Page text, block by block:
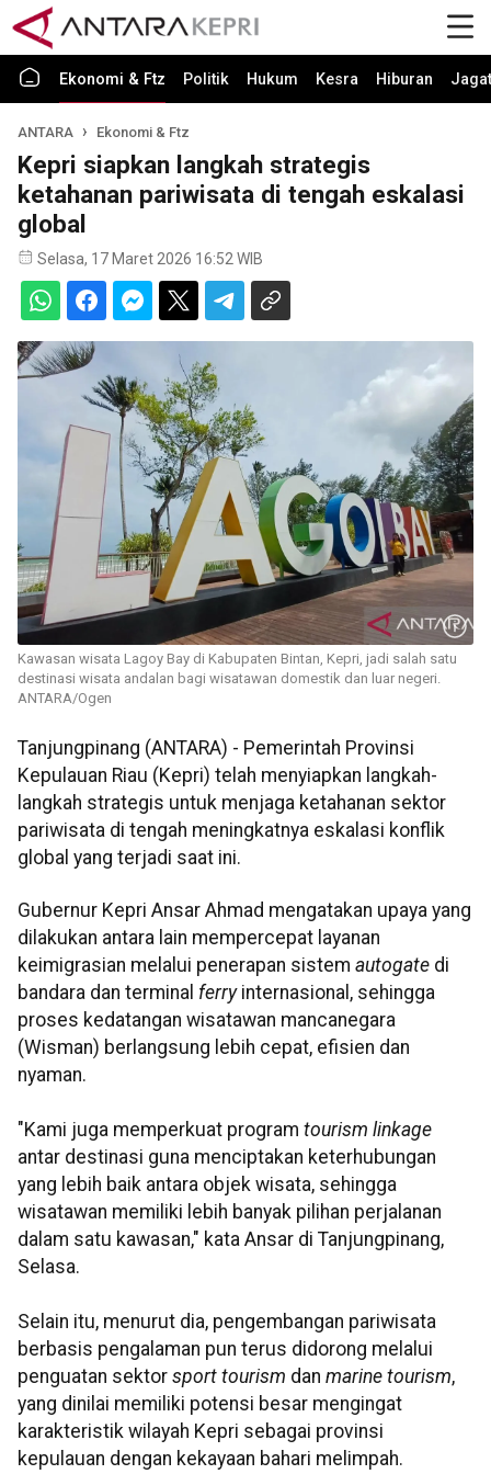
Ekonomi & Ftz Politik Hukum Kesra Hiburan Jagat
ANTARA Ekonomi & Ftz
Kepri siapkan langkah strategis
ketahanan pariwisata di tengah eskalasi
global
Selasa, 17 Maret 2026 16:52 WIB
Kawasan wisata Lagoy Bay di Kabupaten Bintan, Kepri, jadi salah satu
destinasi wisata andalan bagi wisatawan domestik dan luar negeri.
ANTARA/Ogen
Tanjungpinang (ANTARA) - Pemerintah Provinsi
Kepulauan Riau (Kepri) telah menyiapkan langkah-
langkah strategis untuk menjaga ketahanan sektor
pariwisata di tengah meningkatnya eskalasi konflik
global yang terjadi saat ini.
Gubernur Kepri Ansar Ahmad mengatakan upaya yang
dilakukan antara lain mempercepat layanan
keimigrasian melalui penerapan sistem autogate di
bandara dan terminal ferryinternasional, sehingga
proses kedatangan wisatawan mancanegara
(Wisman) berlangsung lebih cepat, efisien dan
nyaman.
"Kami juga memperkuat program tourism linkage
antar destinasi guna menciptakan keterhubungan
yang lebih baik antara objek wisata, sehingga
wisatawan memiliki lebih banyak pilihan perjalanan
dalam satu kawasan," kata Ansar di Tanjungpinang,
Selasa.
Selain itu, menurut dia, pengembangan pariwisata
berbasis pengalaman pun terus didorong melalui
penguatan sektor sport tourism dan marine tourism,
yang dinilai memiliki potensi besar mengingat
karakteristik wilayah Kepri sebagai provinsi
kepulauan dengan kekayaan bahari melimpah.